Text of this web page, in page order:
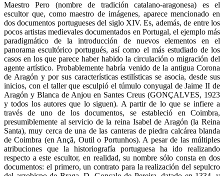
Maestro Pero (nombre de tradición catalano-aragonesa) es el
escultor que, como maestro de imágenes, aparece mencionado en
dos documentos portugueses del siglo XIV. Es, además, de entre los
pocos artistas medievales documentados en Portugal, el ejemplo más
paradigmático de la introducción de nuevos elementos en el
panorama escultórico portugués, así como el más estudiado de los
casos en los que parece haber habido la circulación o migración del
agente artístico. Probablemente habría venido de la antigua Corona
de Aragón y por sus características estilísticas se asocia, desde sus
inicios, con el taller que esculpió el túmulo conyugal de Jaime II de
Aragón y Blanca de Anjou en Santes Creus (GONÇALVES, 1923
y todos los autores que lo siguen). A partir de lo que se infiere a
través de uno de los documentos, se estableció en Coimbra,
presumiblemente al servicio de la reina Isabel de Aragón (la Reina
Santa), muy cerca de una de las canteras de piedra calcárea blanda
de Coimbra (en Ançã, Outil o Portunhos). A pesar de las múltiples
atribuciones que la historiografía portuguesa ha ido realizando
respecto a este escultor, en realidad, su nombre sólo consta en dos
documentos: el primero, un contrato para la realización del sepulcro